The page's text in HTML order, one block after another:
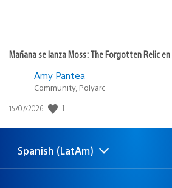
Mañana se lanza Moss: The Forgotten Relic en
Amy Pantea
Community, Polyarc
Fecha
publicación:
15/07/2026 1
Elige
una
Región
actual:
Spanish (LatAm)